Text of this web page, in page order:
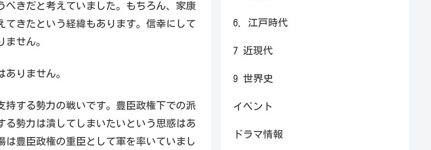
きだと考えていました。もちろん、家康
きたという経緯もあります。信幸にして
せん。
りません。
する勢力の戦いです。豊臣政権下での派
勢力は潰してしまいたいという思惑はあ
豊臣政権の重臣として軍を率いていまし
6. 江戸時代
7 近現代
9 世界史
イベント
ドラマ情報